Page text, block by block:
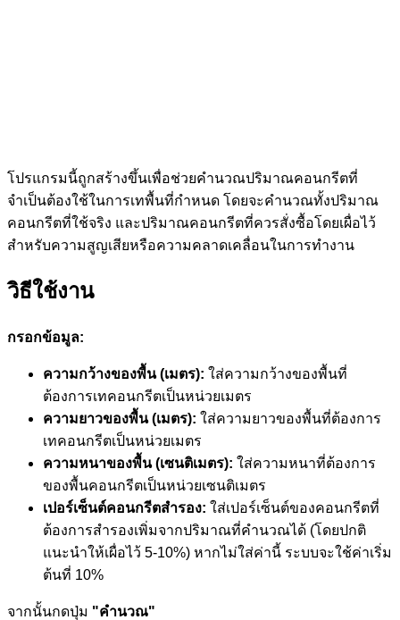
โปรแกรมนี้ถูกสร้างขึ้นเพื่อช่วยคำนวณปริมาณคอนกรีตที่
จำเป็นต้องใช้ในการเทพื้นที่กำหนด โดยจะคำนวณทั้งปริมาณ
คอนกรีตที่ใช้จริง และปริมาณคอนกรีตที่ควรสั่งซื้อโดยเผื่อไว้
สำหรับความสูญเสียหรือความคลาดเคลื่อนในการทำงาน
วิธีใช้งาน
กรอกข้อมูล:
ความกว้างของพื้น (เมตร): ใส่ความกว้างของพื้นที่
ต้องการเทคอนกรีตเป็นหน่วยเมตร
ความยาวของพื้น (เมตร): ใส่ความยาวของพื้นที่ต้องการ
เทคอนกรีตเป็นหน่วยเมตร
ความหนาของพื้น (เซนติเมตร): ใส่ความหนาที่ต้องการ
ของพื้นคอนกรีตเป็นหน่วยเซนติเมตร
เปอร์เซ็นต์คอนกรีตสำรอง: ใส่เปอร์เซ็นต์ของคอนกรีตที่
ต้องการสำรองเพิ่มจากปริมาณที่คำนวณได้ (โดยปกติ
แนะนำให้เผื่อไว้ 5-10%) หากไม่ใส่ค่านี้ ระบบจะใช้ค่าเริ่ม
ต้นที่ 10%
จากนั้นกดปุ่ม "คำนวณ"